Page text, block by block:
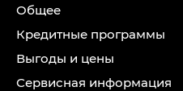
Общее
Кредитные программы
Выгоды и цены
Сервисная информация